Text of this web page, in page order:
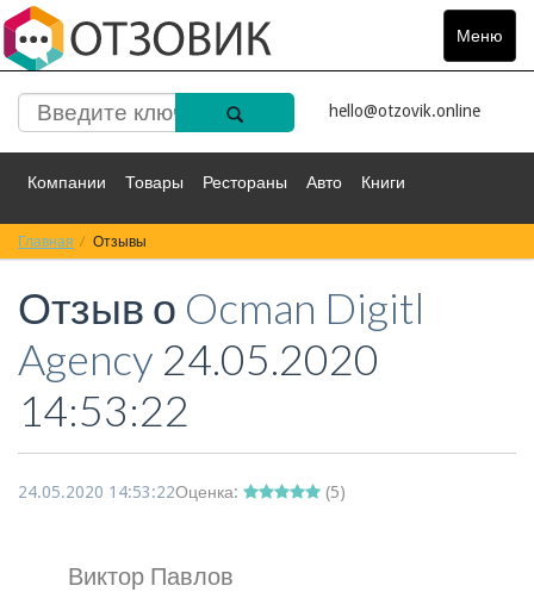
Меню
Toggle
hello@otzovik.online
Компании Товары Рестораны Авто Книги
Спорт Фильмы
Красота Здоровье Остальное
Главная Отзывы
Отзыв о Ocman Digitl
Agency 24.05.2020
14:53:22
24.05.2020 14:53:22Оценка: (5)
Виктор Павлов